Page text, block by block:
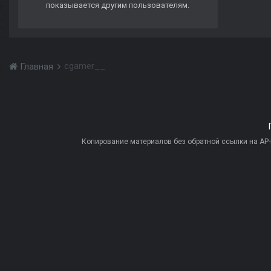
показывается другим пользователям.
Главная cgamer__
Копирование материалов без обратной ссылки на